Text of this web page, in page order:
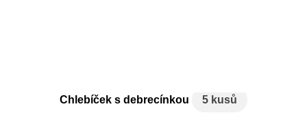
Chlebíček s debrecínkou 5 kusů